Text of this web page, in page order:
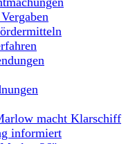
macht Klarschiff
informiert